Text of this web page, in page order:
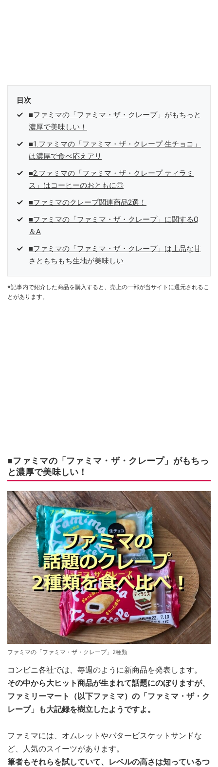
目次
■ファミマの「ファミマ・ザ・クレープ」がもちっと
濃厚で美味しい！
■1.ファミマの「ファミマ・ザ・クレープ 生チョコ」
は濃厚で食べ応えアリ
■2.ファミマの「ファミマ・ザ・クレープ ティラミ
ス」はコーヒーのおともに◎
■ファミマのクレープ関連商品2選！
■ファミマの「ファミマ・ザ・クレープ」に関するQ
＆A
■ファミマの「ファミマ・ザ・クレープ」は上品な甘
さともちもち生地が美味しい
※記事内で紹介した商品を購入すると、売上の一部が当サイトに還元されるこ
とがあります。
■ファミマの「ファミマ・ザ・クレープ」がもちっ
と濃厚で美味しい！
ファミマの「ファミマ・ザ・クレープ」2種類
コンビニ各社では、毎週のように新商品を発表します。
その中から大ヒット商品が生まれて話題にのぼりますが、
ファミリーマート（以下ファミマ）の「ファミマ・ザ・ク
レープ」も大記録を樹立したようですよ。
ファミマには、オムレットやバタービスケットサンドな
ど、人気のスイーツがあります。
筆者もそれらを試していて、レベルの高さは知っているつ